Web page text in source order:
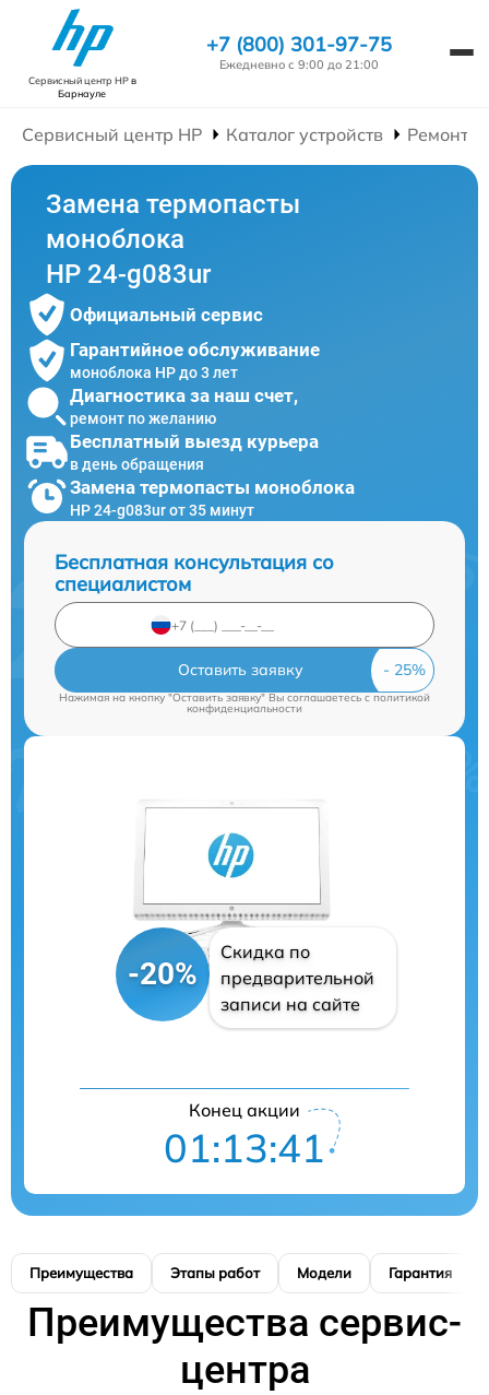
Сервисный центр HPв
Барнауле
+7 (800) 301-97-75
Ежедневно с 9:00 до 21:00
Сервисный центр HP Каталог устройств Ремонт
Замена термопасты
моноблока
HP 24-g083ur
Официальный сервис
Гарантийное обслуживание
моноблока HP до 3 лет
Диагностика за наш счет,
ремонт по желанию
Бесплатный выезд курьера
в день обращения
Замена термопасты моноблока
HP 24-g083ur от 35 минут
Бесплатная консультация со
специалистом
Оставить заявку
Нажимая на кнопку "Оставить заявку" Вы соглашаетесь cполитикой
конфиденциальности
-20%
Скидка по
предварительной
записи на сайте
Конец акции
01:13:40
Преимущества Этапы работ Модели Гарантия
Преимущества сервис-
центра